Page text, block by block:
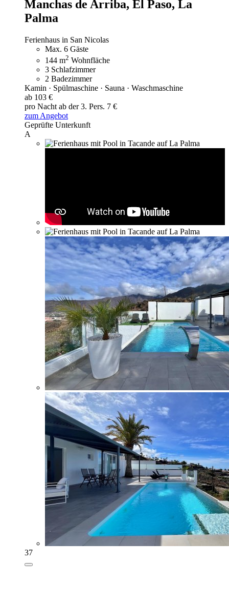
Manchas de Arriba, El Paso, La
Palma
Ferienhaus in San Nicolas
Max. 6 Gäste
144 m2 Wohnfläche
3 Schlafzimmer
2 Badezimmer
Kamin · Spülmaschine · Sauna · Waschmaschine
ab 103 €
pro Nacht ab der 3. Pers. 7 €
zum Angebot
Geprüfte Unterkunft
A
37